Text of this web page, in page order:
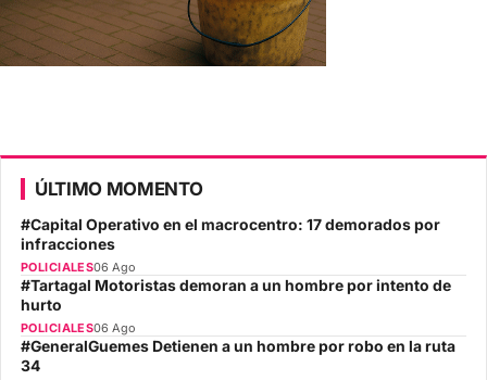
ÚLTIMO MOMENTO
#Capital Operativo en el macrocentro: 17 demorados por
infracciones
POLICIALES06 Ago
#Tartagal Motoristas demoran a un hombre por intento de
hurto
POLICIALES06 Ago
#GeneralGuemes Detienen a un hombre por robo en la ruta
34